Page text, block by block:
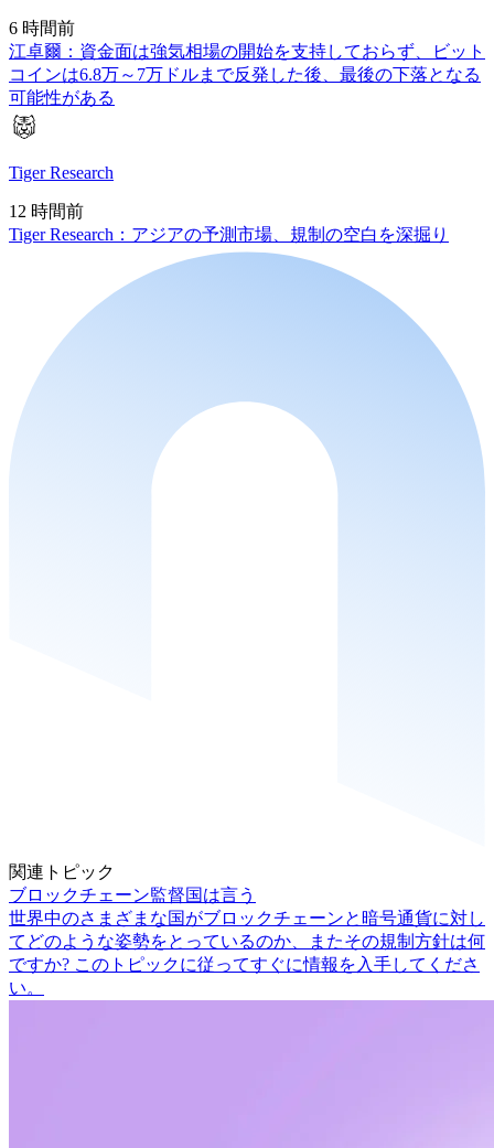
6 時間前
江卓爾：資金面は強気相場の開始を支持しておらず、ビット
コインは6.8万～7万ドルまで反発した後、最後の下落となる
可能性がある
Tiger Research
12 時間前
Tiger Research：アジアの予測市場、規制の空白を深掘り
関連トピック
ブロックチェーン監督国は言う
世界中のさまざまな国がブロックチェーンと暗号通貨に対し
てどのような姿勢をとっているのか、またその規制方針は何
ですか? このトピックに従ってすぐに情報を入手してくださ
い。